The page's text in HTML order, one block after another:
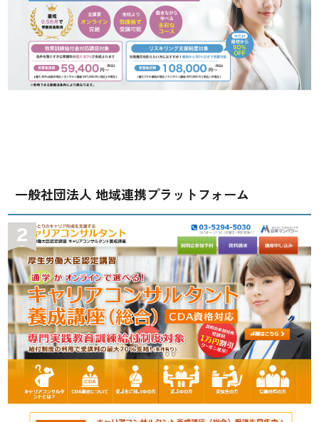
一般社団法人 地域連携プラットフォーム